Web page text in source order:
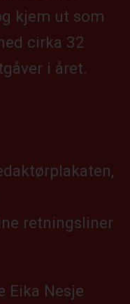
kjem ut som
cirka 32
i året.
retningsliner
Eika Nesje